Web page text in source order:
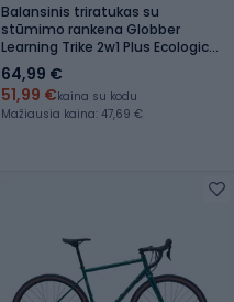
Balansinis triratukas su
stūmimo rankena Globber
Learning Trike 2w1 Plus Ecologic
pistachio
64,99 €
51,99 €kaina su kodu
Mažiausia kaina: 47,69 €